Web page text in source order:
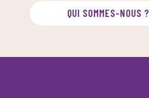
QUI SOMMES-NOUS ?